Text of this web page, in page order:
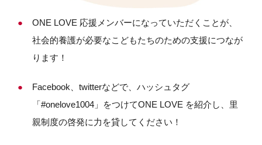
ONE LOVE 応援メンバーになっていただくことが、
社会的養護が必要なこどもたちのための支援につなが
ります！
Facebook、twitterなどで、ハッシュタグ
「#onelove1004」をつけてONE LOVE を紹介し、里
親制度の啓発に力を貸してください！